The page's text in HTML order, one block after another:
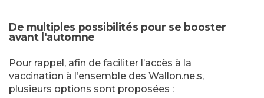
De multiples possibilités pour se booster
avant l'automne
Pour rappel, afin de faciliter l’accès à la
vaccination à l’ensemble des Wallon.ne.s,
plusieurs options sont proposées :